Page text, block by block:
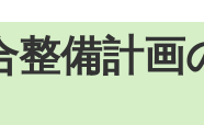
整備計画